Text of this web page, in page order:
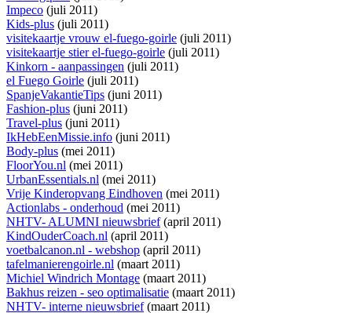
Impeco (juli 2011)
Kids-plus (juli 2011)
visitekaartje vrouw el-fuego-goirle (juli 2011)
visitekaartje stier el-fuego-goirle (juli 2011)
Kinkorn - aanpassingen (juli 2011)
el Fuego Goirle (juli 2011)
SpanjeVakantieTips (juni 2011)
Fashion-plus (juni 2011)
Travel-plus (juni 2011)
IkHebEenMissie.info (juni 2011)
Body-plus (mei 2011)
FloorYou.nl (mei 2011)
UrbanEssentials.nl (mei 2011)
Vrije Kinderopvang Eindhoven (mei 2011)
Actionlabs - onderhoud (mei 2011)
NHTV- ALUMNI nieuwsbrief(april 2011)
KindOuderCoach.nl (april 2011)
voetbalcanon.nl - webshop (april 2011)
tafelmanierengoirle.nl (maart 2011)
Michiel Windrich Montage (maart 2011)
Bakhus reizen - seo optimalisatie (maart 2011)
NHTV- interne nieuwsbrief(maart 2011)